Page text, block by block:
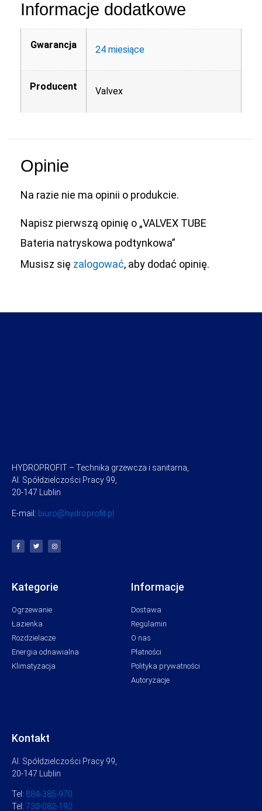
Informacje dodatkowe
Gwarancja 24 miesiące
Producent Valvex
Opinie
Na razie nie ma opinii o produkcie.
Napisz pierwszą opinię o „VALVEX TUBE
Bateria natryskowa podtynkowa”
Musisz się zalogować, aby dodać opinię.
HYDROPROFIT – Technika grzewcza i sanitarna,
Al. Spółdzielczości Pracy 99,
20-147 Lublin
E-mail: biuro@hydroprofit.pl
Kategorie
Ogrzewanie
Łazienka
Rozdzielacze
Energia odnawialna
Klimatyzacja
Informacje
Dostawa
Regulamin
O nas
Płatności
Polityka prywatności
Autoryzacje
Kontakt
Al. Spółdzielczości Pracy 99,
20-147 Lublin
Tel: 884-385-970
Tel: 730-082-192